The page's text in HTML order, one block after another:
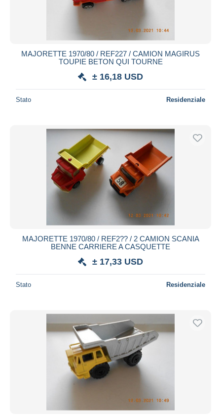
MAJORETTE 1970/80 / REF227 / CAMION MAGIRUS
TOUPIE BETON QUI TOURNE
± 16,18 USD
Stato Residenziale
MAJORETTE 1970/80 / REF2?? / 2 CAMION SCANIA
BENNE CARRIERE A CASQUETTE
± 17,33 USD
Stato Residenziale